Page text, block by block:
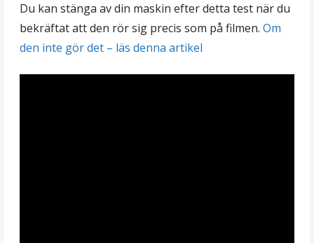
Du kan stänga av din maskin efter detta test när du
bekräftat att den rör sig precis som på filmen.Om
den inte gör det – läs denna artikel